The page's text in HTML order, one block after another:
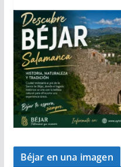
Béjar en una imagen